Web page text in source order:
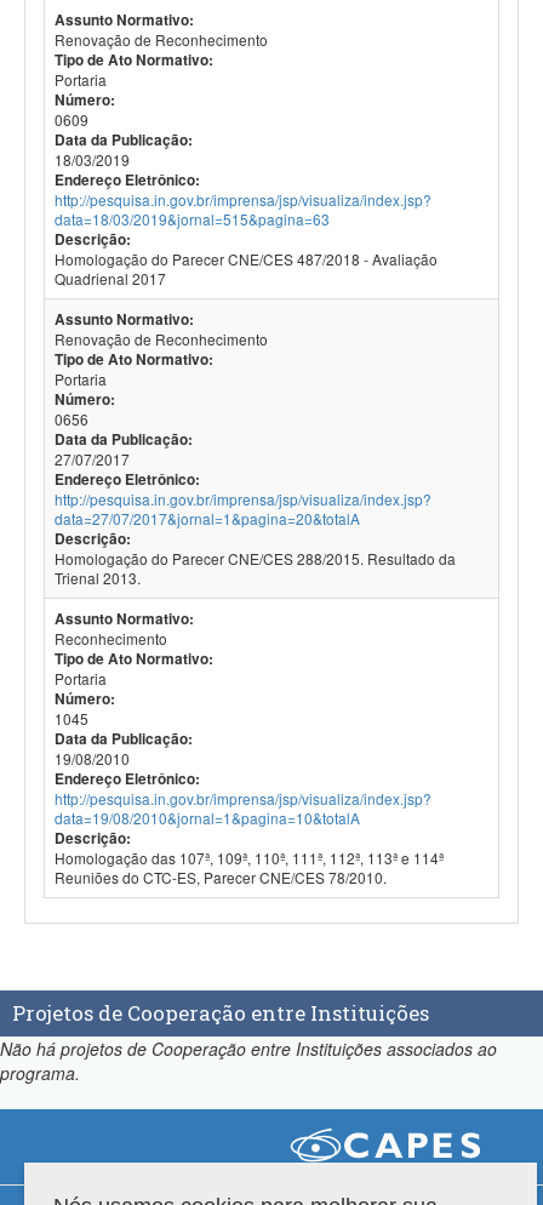
Assunto Normativo:
Renovação de Reconhecimento
Tipo de Ato Normativo:
Portaria
Número:
0609
Data da Publicação:
18/03/2019
Endereço Eletrônico:
http://pesquisa.in.gov.br/imprensa/jsp/visualiza/index.jsp?
data=18/03/2019&jornal=515&pagina=63
Descrição:
Homologação do Parecer CNE/CES 487/2018 - Avaliação
Quadrienal 2017
Assunto Normativo:
Renovação de Reconhecimento
Tipo de Ato Normativo:
Portaria
Número:
0656
Data da Publicação:
27/07/2017
Endereço Eletrônico:
http://pesquisa.in.gov.br/imprensa/jsp/visualiza/index.jsp?
data=27/07/2017&jornal=1&pagina=20&totalA
Descrição:
Homologação do Parecer CNE/CES 288/2015. Resultado da
Trienal 2013.
Assunto Normativo:
Reconhecimento
Tipo de Ato Normativo:
Portaria
Número:
1045
Data da Publicação:
19/08/2010
Endereço Eletrônico:
http://pesquisa.in.gov.br/imprensa/jsp/visualiza/index.jsp?
data=19/08/2010&jornal=1&pagina=10&totalA
Descrição:
Homologação das 107ª, 109ª, 110ª, 111ª, 112ª, 113ª e 114ª
Reuniões do CTC-ES, Parecer CNE/CES 78/2010.
Projetos de Cooperação entre Instituições
Não há projetos de Cooperação entre Instituições associados ao
programa.
Compatibilidade